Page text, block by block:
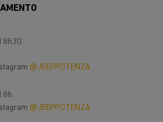
@JEEPPOTENZA
@JEEPPOTENZA